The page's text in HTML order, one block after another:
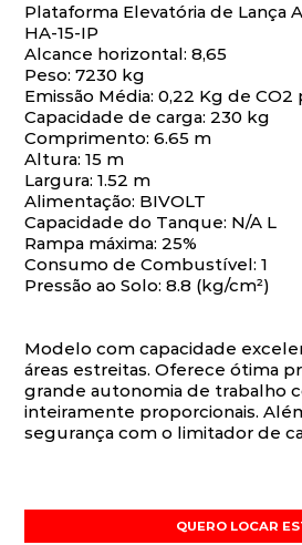
Plataforma Elevatória de Lança
HA-15-IP
Alcance horizontal: 8,65
Peso: 7230 kg
Emissão Média: 0,22 Kg de CO2
Capacidade de carga: 230 kg
Comprimento: 6.65 m
Altura: 15 m
Largura: 1.52 m
Alimentação: BIVOLT
Capacidade do Tanque: N/A L
Rampa máxima: 25%
Consumo de Combustível: 1
Pressão ao Solo: 8.8 (kg/cm²)
Modelo com capacidade
áreas estreitas. Oferece ótima
grande autonomia de trabalho
inteiramente proporcionais.
segurança com o limitador de
QUERO LOCAR